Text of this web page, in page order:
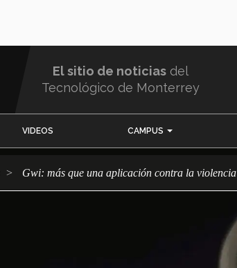
El sitio de noticias del
Tecnológico de Monterrey
VIDEOS CAMPUS
Gwi: más que una aplicación contra la violencia